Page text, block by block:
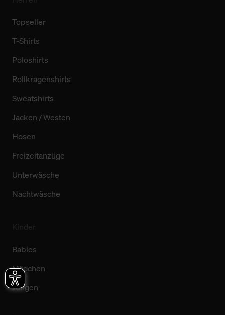
Topseller
T-Shirts
Poloshirts
Rollkragenshirts
Sweatshirts
Jacken / Westen
Hosen
Freizeitanzüge
Unterwäsche
Nachtwäsche
Babies
Mädchen
Jungen